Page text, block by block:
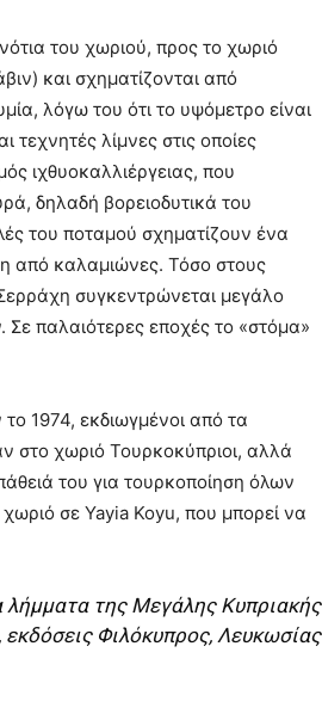
του χωριού, προς το χωριό
και σχηματίζονται από
λόγω του ότι το υψόμετρο είναι
λίμνες στις οποίες
ιχθυοκαλλιέργειας, που
δηλαδή βορειοδυτικά του
του ποταμού σχηματίζουν ένα
από καλαμιώνες. Τόσο στους
συγκεντρώνεται μεγάλο
παλαιότερες εποχές το «στόμα»
1974, εκδιωγμένοι από τα
στο χωριό Τουρκοκύπριοι, αλλά
του για τουρκοποίηση όλων
σε Yayia Koyu, που μπορεί να
της Μεγάλης Κυπριακής
Φιλόκυπρος, Λευκωσίας